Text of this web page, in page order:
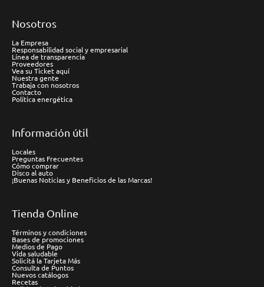
Nosotros
La Empresa
Responsabilidad social y empresarial
Línea de transparencia
Proveedores
Vea su Ticket aquí
Nuestra gente
Trabaja con nosotros
Contacto
Política energética
Información útil
Locales
Preguntas Frecuentes
Cómo comprar
Disco al auto
¡Buenas Noticias y Beneficios de las Marcas!
Tienda Online
Términos y condiciones
Bases de promociones
Medios de Pago
Vida saludable
Solicitá la Tarjeta Más
Consulta de Puntos
Nuevos catálogos
Recetas